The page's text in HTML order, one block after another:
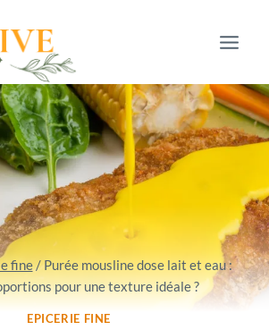
fine/Purée mousline dose lait et eau :
pour une texture idéale ?
EPICERIE FINE